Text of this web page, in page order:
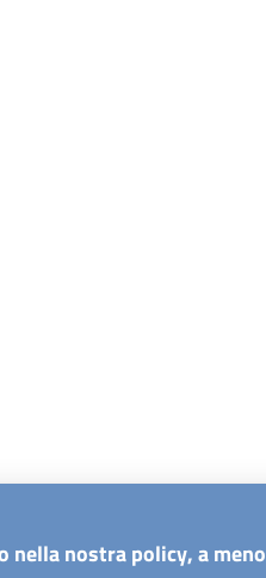
nostra policy, a meno